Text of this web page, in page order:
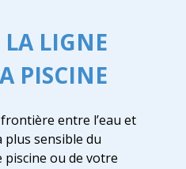
LA LIGNE
PISCINE
entre l’eau et
plus sensible du
ou de votre